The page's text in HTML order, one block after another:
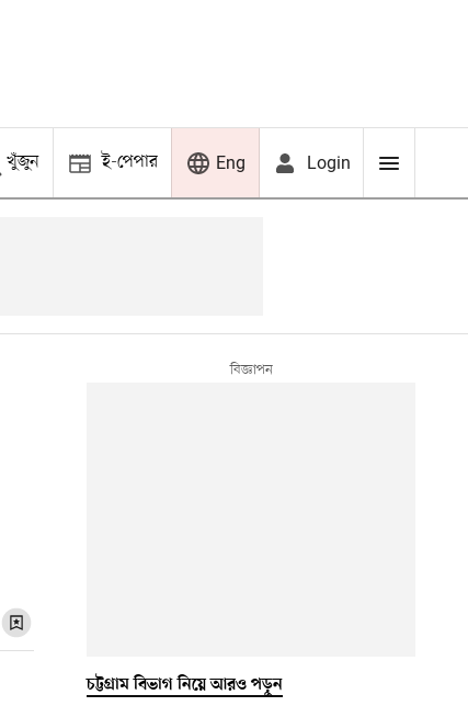
খুঁজুন ই-পেপার Eng Login
চট্টগ্রাম বিভাগ নিয়ে আরও পড়ুন